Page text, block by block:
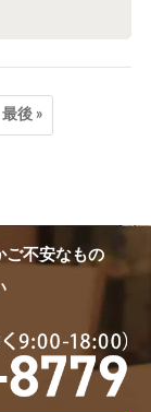
最後 »
ご不安なもの